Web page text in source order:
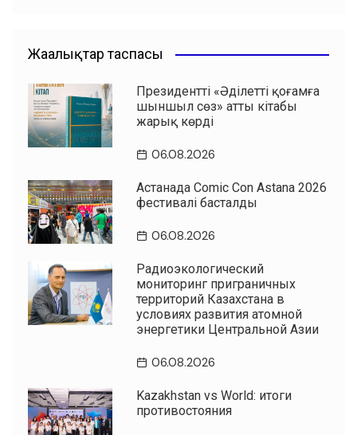
Жаңалықтар таспасы
Президенттің «Әділетті қоғамға
шыншыл сөз» атты кітабы
жарық көрді
06.08.2026
Астанада Comic Con Astana 2026
фестивалі басталды
06.08.2026
Радиоэкологический
мониторинг приграничных
территорий Казахстана в
условиях развития атомной
энергетики Центральной Азии
06.08.2026
Kazakhstan vs World: итоги
противостояния